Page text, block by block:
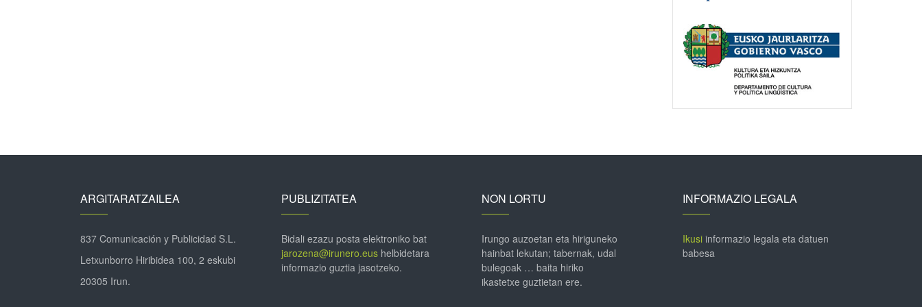
ARGITARATZAILEA
837 Comunicación y Publicidad S.L.
Letxunborro Hiribidea 100, 2 eskubi
20305 Irun.
PUBLIZITATEA
Bidali ezazu posta elektroniko bat
jarozena@irunero.eushelbidetara
informazio guztia jasotzeko.
NON LORTU
Irungo auzoetan eta hiriguneko
hainbat lekutan; tabernak, udal
bulegoak … baita hiriko
ikastetxe guztietan ere.
INFORMAZIO LEGALA
Ikusiinformazio legala eta datuen
babesa